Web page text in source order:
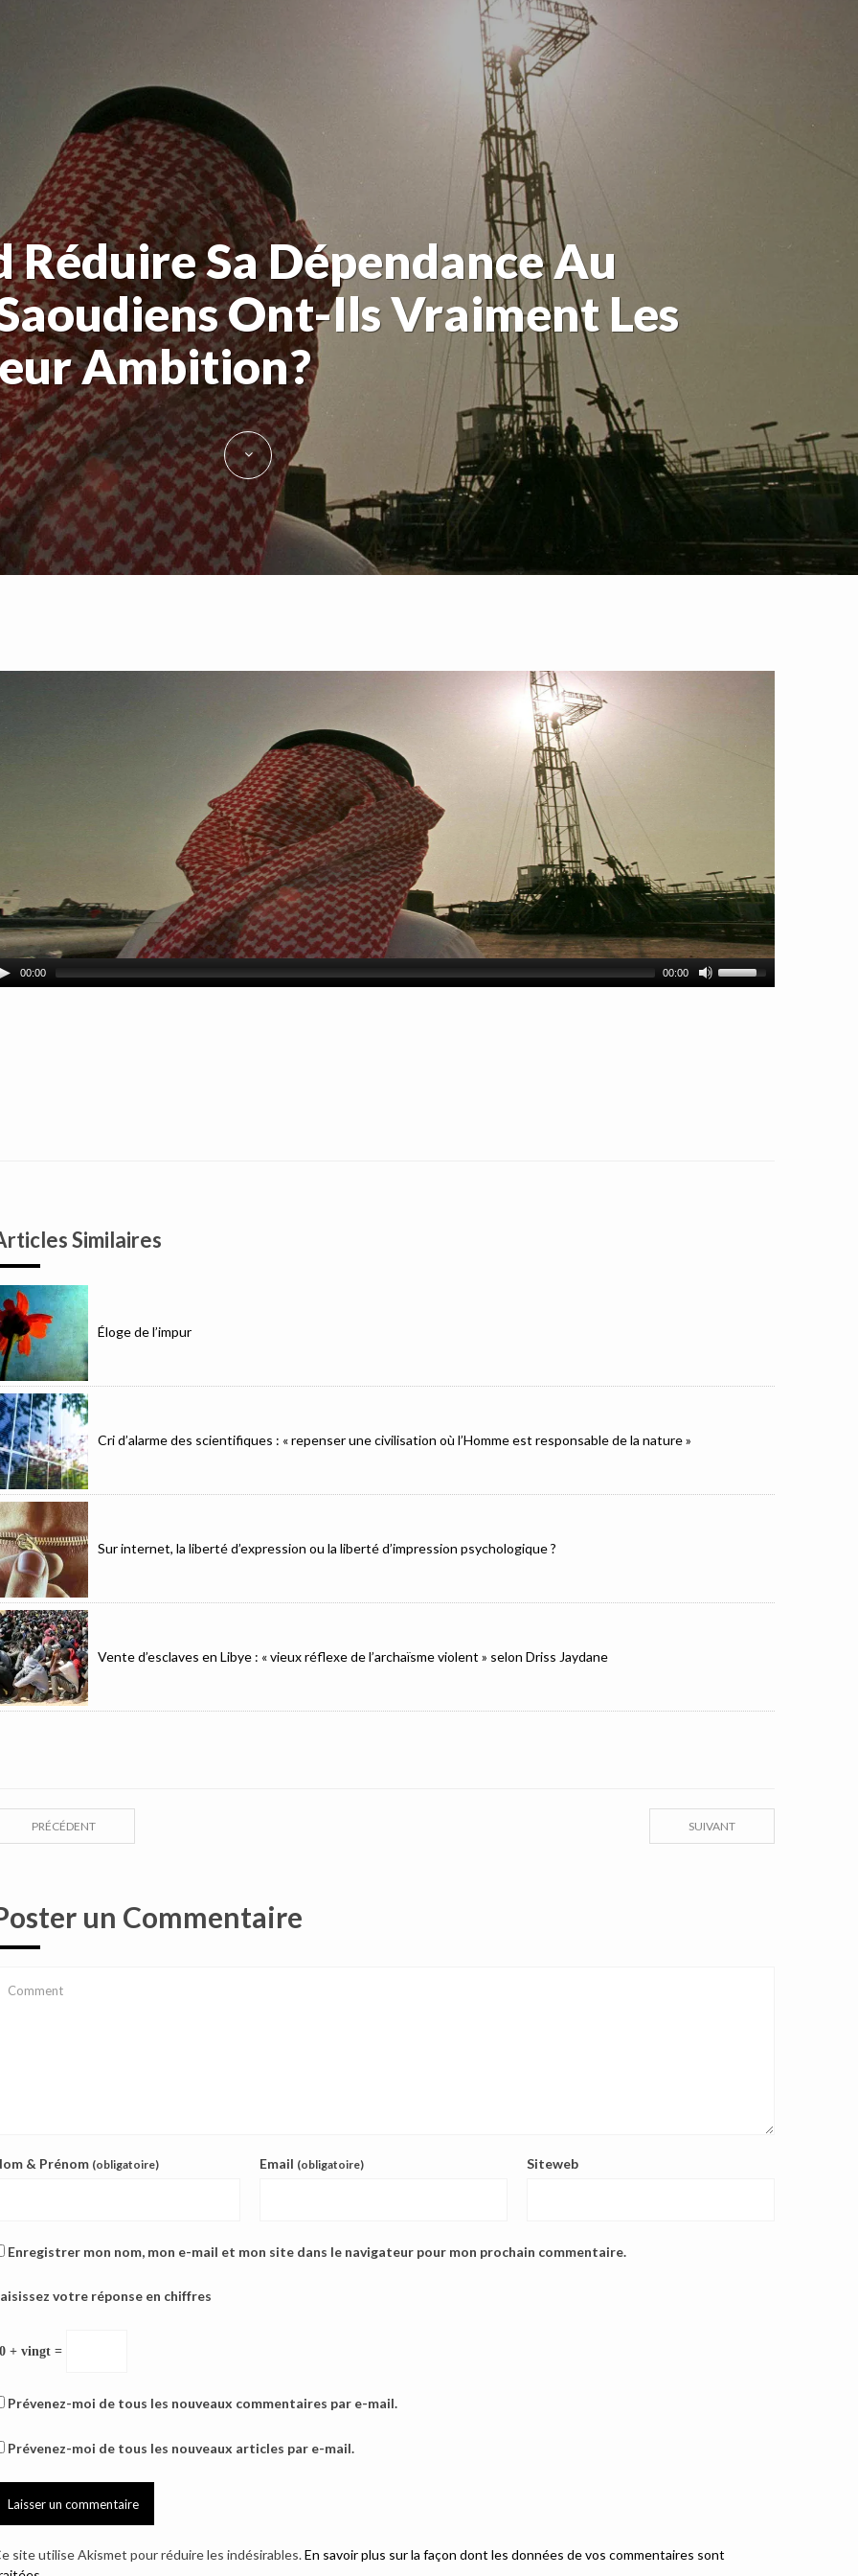
Réduire Sa Dépendance Au
Ont-Ils Vraiment Les
Ambition?
00:00 00:00
Similaires
Éloge de l’impur
Cri d’alarme des scientifiques : « repenser une civilisation où l’Homme est responsable de la nature »
Sur internet, la liberté d’expression ou la liberté d’impression psychologique ?
Vente d’esclaves en Libye : « vieux réflexe de l’archaïsme violent » selon Driss Jaydane
SUIVANT
PRÉCÉDENT
un Commentaire
& Prénom (obligatoire) Email (obligatoire) Siteweb
Enregistrer mon nom, mon e-mail et mon site dans le navigateur pour mon prochain commentaire.
votre réponse en chiffres
+ vingt =
Prévenez-moi de tous les nouveaux commentaires par e-mail.
Prévenez-moi de tous les nouveaux articles par e-mail.
site utilise Akismet pour réduire les indésirables.En savoir plus sur la façon dont les données de vos commentaires sont